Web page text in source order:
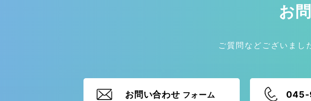
お
ご質問などございまし
お問い合わせ フォーム